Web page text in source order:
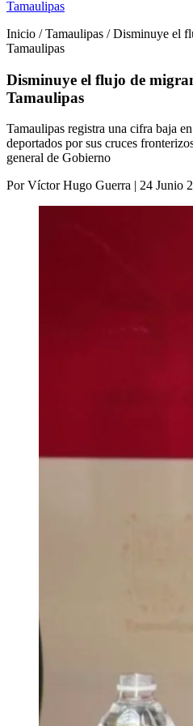
Tamaulipas
Inicio / Tamaulipas / Disminuye el
Tamaulipas
Disminuye el flujo de
Tamaulipas
Tamaulipas registra una cifra baja
deportados por sus cruces
general de Gobierno
Por Víctor Hugo Guerra | 24 Junio